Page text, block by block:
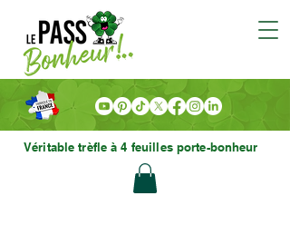
Véritable trèfle à 4 feuilles porte-bonheur